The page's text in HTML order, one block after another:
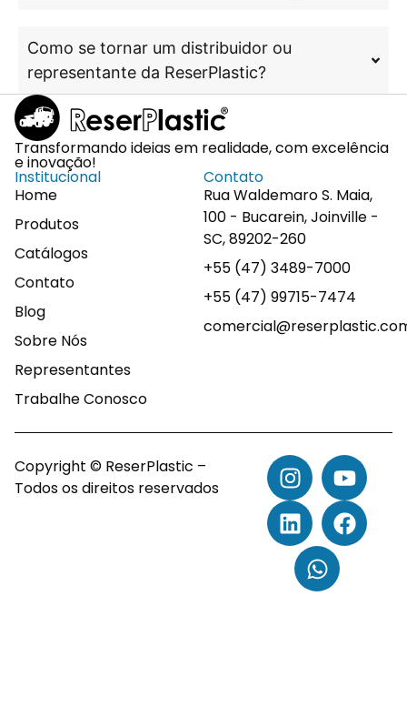
Como se tornar um distribuidor ou
representante da ReserPlastic?
Transformando ideias em realidade, com excelência
e inovação!
Institucional
Home
Produtos
Catálogos
Contato
Blog
Sobre Nós
Representantes
Trabalhe Conosco
Contato
Rua Waldemaro S. Maia,
100 - Bucarein, Joinville -
SC, 89202-260
+55 (47) 3489-7000
+55 (47) 99715-7474
Copyright © ReserPlastic –
Todos os direitos reservados